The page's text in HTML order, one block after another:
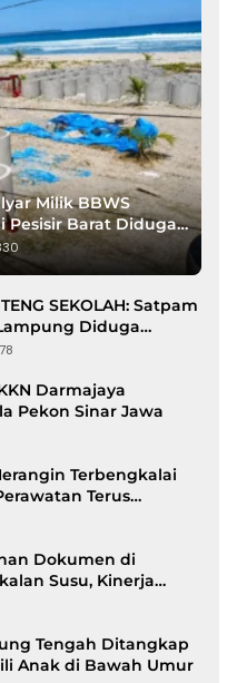
Milik BBWS
Pesisir Barat Diduga
SEKOLAH: Satpam
Diduga
Darmajaya
Pekon Sinar Jawa
Terbengkalai
Terus
Dokumen di
Susu, Kinerja
Disorot
Tengah Ditangkap
Anak di Bawah Umur